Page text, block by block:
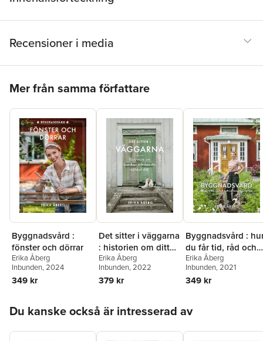
and breathtaking landscapes of each location as you learn to
Recensioner i media
Mer från samma författare
Byggnadsvård :
fönster och dörrar
Erika Åberg
Inbunden, 2024
349 kr
Det sitter i väggarna
: historien om ditt
hus och hur du
vårdar det
Erika Åberg
Inbunden, 2022
379 kr
Byggnadsvård :
du får tid, råd och
kraft att restaurera
ditt hem
Erika Åberg
Inbunden, 2021
349 kr
Du kanske också är intresserad av